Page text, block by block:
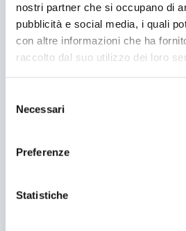
nostri partner che si occupano di
pubblicità e social media, i quali
con altre informazioni che ha
raccolto dal suo utilizzo dei loro
delNecessari
Preferenze
Statistiche
Mindfulness e